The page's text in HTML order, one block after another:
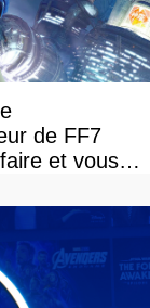
de FF7
et vous